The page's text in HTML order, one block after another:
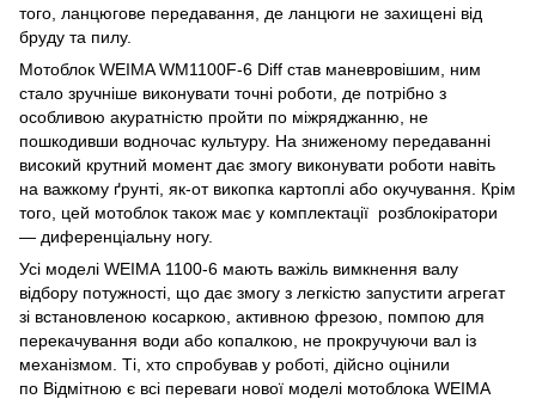
того, ланцюгове передавання, де ланцюги не захищені від
бруду та пилу.
Мотоблок WEIMA WM1100F-6 Diff став маневровішим, ним
стало зручніше виконувати точні роботи, де потрібно з
особливою акуратністю пройти по міжряджанню, не
пошкодивши водночас культуру. На зниженому передаванні
високий крутний момент дає змогу виконувати роботи навіть
на важкому ґрунті, як-от викопка картоплі або окучування. Крім
того, цей мотоблок також має у комплектації розблокіратори
— диференціальну ногу.
Усі моделі WEIMA 1100-6 мають важіль вимкнення валу
відбору потужності, що дає змогу з легкістю запустити агрегат
зі встановленою косаркою, активною фрезою, помпою для
перекачування води або копалкою, не прокручуючи вал із
механізмом. Ті, хто спробував у роботі, дійсно оцінили
по Відмітною є всі переваги нової моделі мотоблока WEIMA